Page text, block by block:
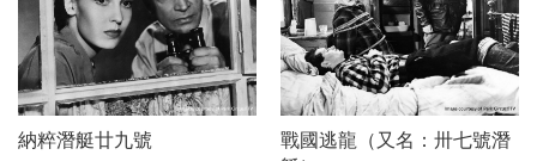
納粹潛艇廿九號
戰國逃龍（又名：卅七號潛